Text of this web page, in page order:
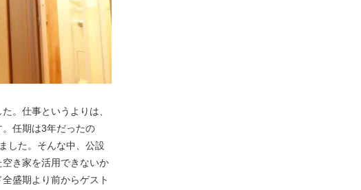
。仕事というよりは、
任期は3年だったの
した。そんな中、公設
き家を活用できないか
盛期より前からゲスト